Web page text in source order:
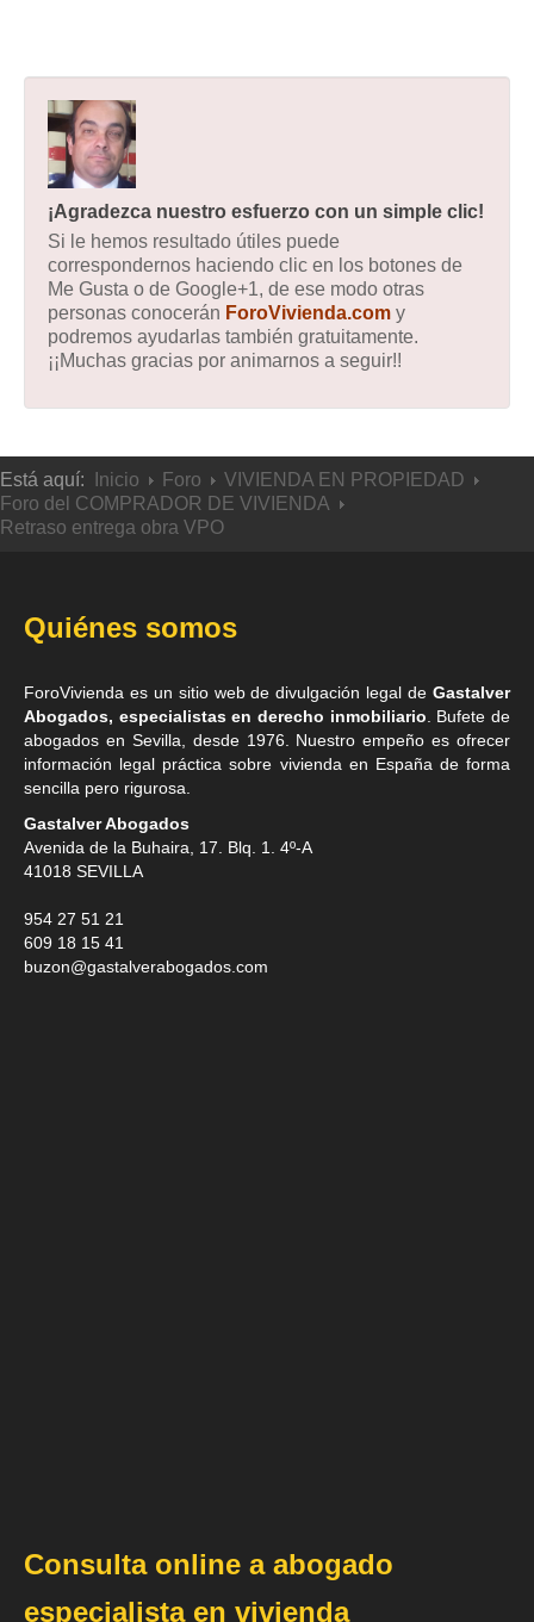
¡Agradezca nuestro esfuerzo con un simple clic!
Si le hemos resultado útiles puede
correspondernos haciendo clic en los botones de
Me Gusta o de Google+1, de ese modo otras
personas conocerán ForoVivienda.com y
podremos ayudarlas también gratuitamente.
¡¡Muchas gracias por animarnos a seguir!!
Está aquí: Inicio Foro
VIVIENDA EN PROPIEDAD
Foro del COMPRADOR DE VIVIENDA
Retraso entrega obra VPO
Quiénes somos
ForoVivienda es un sitio web de divulgación legal de Gastalver
Abogados, especialistas en derecho inmobiliario . Bufete de
abogados en Sevilla , desde 1976. Nuestro empeño es ofrecer
información legal práctica sobre vivienda en España de forma
sencilla pero rigurosa.
Gastalver Abogados
Avenida de la Buhaira, 17. Blq. 1. 4º-A
41018 SEVILLA
954 27 51 21
609 18 15 41
buzon@gastalverabogados.com
Consulta online a abogado
especialista en vivienda